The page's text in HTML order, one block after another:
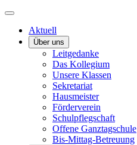
Aktuell
Über uns
Leitgedanke
Das Kollegium
Unsere Klassen
Sekretariat
Hausmeister
Förderverein
Schulpflegschaft
Offene Ganztagschule
Bis-Mittag-Betreuung